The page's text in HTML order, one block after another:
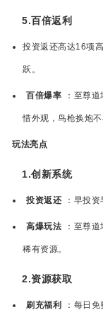
5.百倍返利
投资返还高达16项
跃。
百倍爆率 ：至尊
惜外观，鸟枪换炮不
玩法亮点
1.创新系统
投资返还 ：早投
高爆玩法 ：至尊
稀有资源。
2.资源获取
刷充福利 ：每日